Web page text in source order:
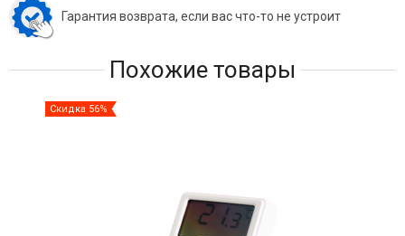
Гарантия возврата, если вас что-то не устроит
Похожие товары
Скидка 56%